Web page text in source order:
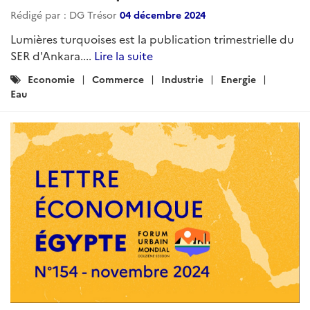
ARTICLE
La gestion de la ressource en eau :
un défi stratégique qui appelle une
réforme du secteur
Rédigé par : DG Trésor25 août 2025
Fortement dépendante du Nil, l’Égypte subit un stress
hydrique aggravé par la croissance démographique et
des pertes importantes dans son réseau. Malgré les